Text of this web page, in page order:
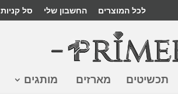
לכל המוצרים החשבון שלי סל קניות
תכשיטים מארזים מותגים